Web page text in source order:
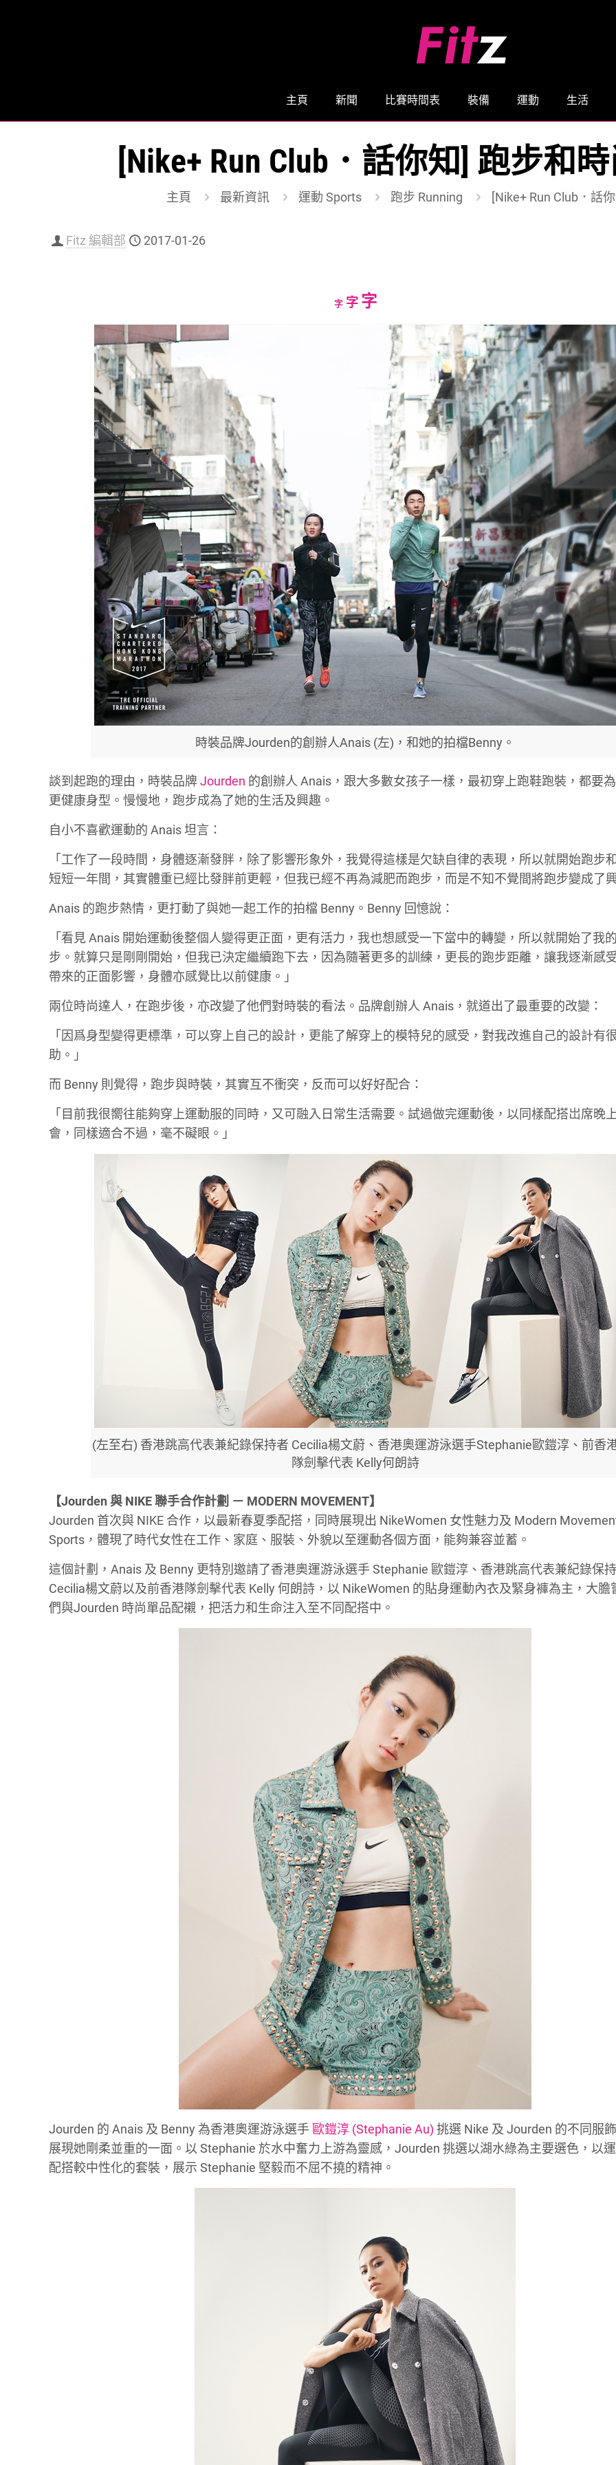
主頁 新聞 比賽時間表 裝備 運動 生活
[Nike+ Run Club．話你知] 跑步和
主頁 最新資訊 運動 Sports 跑步 Running [Nike+ Run Club．話
Fitz 編輯部 2017-01-26
字Decrease
字Reset
字Increase
font
size.
時裝品牌Jourden的創辦人Anais (左)，和她的拍檔Benny。
談到起跑的理由，時裝品牌Jourden 的創辦人 Anais，跟大多數女孩子一樣，最初穿上跑鞋跑裝，都要
更健康身型。慢慢地，跑步成為了她的生活及興趣。
自小不喜歡運動的 Anais 坦言：
「工作了一段時間，身體逐漸發胖，除了影響形象外，我覺得這樣是欠缺自律的表現，所以就開始跑步
短短一年間，其實體重已經比發胖前更輕，但我已經不再為減肥而跑步，而是不知不覺間將跑步變成了興
Anais 的跑步熱情，更打動了與她一起工作的拍檔 Benny。Benny 回憶說：
「看見 Anais 開始運動後整個人變得更正面，更有活力，我也想感受一下當中的轉變，所以就開始了我
步。就算只是剛剛開始，但我已決定繼續跑下去，因為隨著更多的訓練，更長的跑步距離，讓我逐漸感
帶來的正面影響，身體亦感覺比以前健康。」
兩位時尚達人，在跑步後，亦改變了他們對時裝的看法。品牌創辦人 Anais，就道出了最重要的改變：
「因爲身型變得更標準，可以穿上自己的設計，更能了解穿上的模特兒的感受，對我改進自己的設計有
助。」
而 Benny 則覺得，跑步與時裝，其實互不衝突，反而可以好好配合：
「目前我很嚮往能夠穿上運動服的同時，又可融入日常生活需要。試過做完運動後，以同樣配搭岀席晚
會，同樣適合不過，毫不礙眼。」
(左至右) 香港跳高代表兼紀錄保持者 Cecilia楊文蔚、香港奧運游泳選手Stephanie歐鎧淳、前香
隊劍擊代表 Kelly何朗詩
【Jourden 與 NIKE 聯手合作計劃 － MODERN MOVEMENT】
Jourden 首次與 NIKE 合作，以最新春夏季配搭，同時展現出 NikeWomen 女性魅力及 Modern
Sports，體現了時代女性在工作、家庭、服裝、外貌以至運動各個方面，能夠兼容並蓄。
這個計劃，Anais 及 Benny 更特別邀請了香港奧運游泳選手 Stephanie 歐鎧淳、香港跳高代表兼紀錄保
Cecilia楊文蔚以及前香港隊劍擊代表 Kelly 何朗詩，以 NikeWomen 的貼身運動內衣及緊身褲為主，大膽
們與Jourden 時尚單品配襯，把活力和生命注入至不同配搭中。
Jourden 的 Anais 及 Benny 為香港奧運游泳選手 歐鎧淳 (Stephanie Au) 挑選 Nike 及 Jourden 的不同服
展現她剛柔並重的一面。以 Stephanie 於水中奮力上游為靈感，Jourden 挑選以湖水綠為主要選色，以
配搭較中性化的套裝，展示 Stephanie 堅毅而不屈不撓的精神。